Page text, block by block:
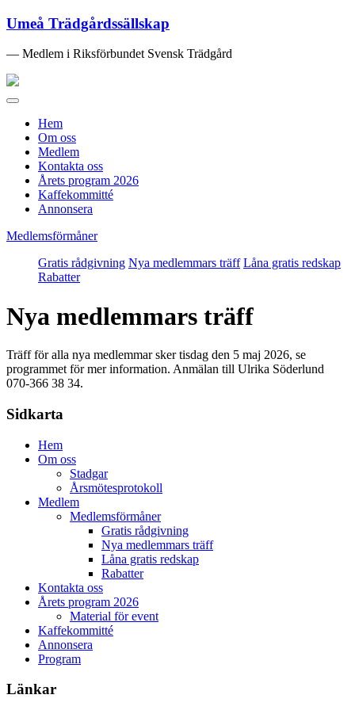
Umeå Trädgårdssällskap
— Medlem i Riksförbundet Svensk Trädgård
Toggle
navigation
Hem
Om oss
Medlem
Kontakta oss
Årets program 2026
Kaffekommitté
Annonsera
Medlemsförmåner
Gratis rådgivning Nya medlemmars träff Låna gratis redskap
Rabatter
Nya medlemmars träff
Träff för alla nya medlemmar sker tisdag den 5 maj 2026, se
programmet för mer information. Anmälan till Ulrika Söderlund
070-366 38 34.
Sidkarta
Hem
Om oss
Stadgar
Årsmötesprotokoll
Medlem
Medlemsförmåner
Gratis rådgivning
Nya medlemmars träff
Låna gratis redskap
Rabatter
Kontakta oss
Årets program 2026
Material för event
Kaffekommitté
Annonsera
Program
Länkar